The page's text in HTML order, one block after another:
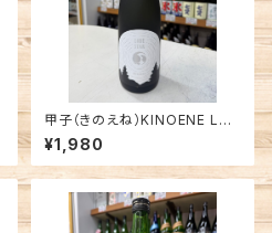
甲子（きのえね）KINOENE LO
DESTAR 純米吟醸 720ml
¥1,980